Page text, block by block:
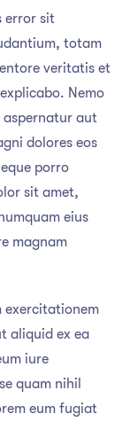
error sit
totam
veritatis et
Nemo
aspernatur aut
dolores eos
porro
sit amet,
eius
magnam
exercitationem
aliquid ex ea
iure
quam nihil
eum fugiat